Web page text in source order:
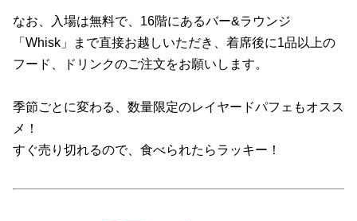
なお、入場は無料で、16階にあるバー&ラウンジ
「Whisk」まで直接お越しいただき、着席後に1品以上の
フード、ドリンクのご注文をお願いします。
季節ごとに変わる、数量限定のレイヤードパフェもオスス
メ！
すぐ売り切れるので、食べられたらラッキー！